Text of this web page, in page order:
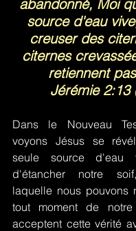
abandonné, Moi
source d'eau
creuser des
citernes
retiennent
Jérémie 2:13
Dans le Nouveau
voyons Jésus se
seule source d'eau
d'étancher notre
laquelle nous pouvons
tout moment de
acceptent cette vérité